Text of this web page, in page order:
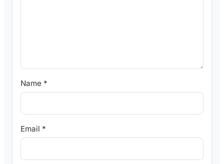
Name *
Email *